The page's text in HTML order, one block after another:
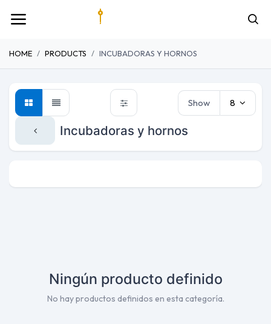
HOME PRODUCTS INCUBADORAS Y HORNOS
Incubadoras y hornos
Show 8
Ningún producto definido
No hay productos definidos en esta categoría.